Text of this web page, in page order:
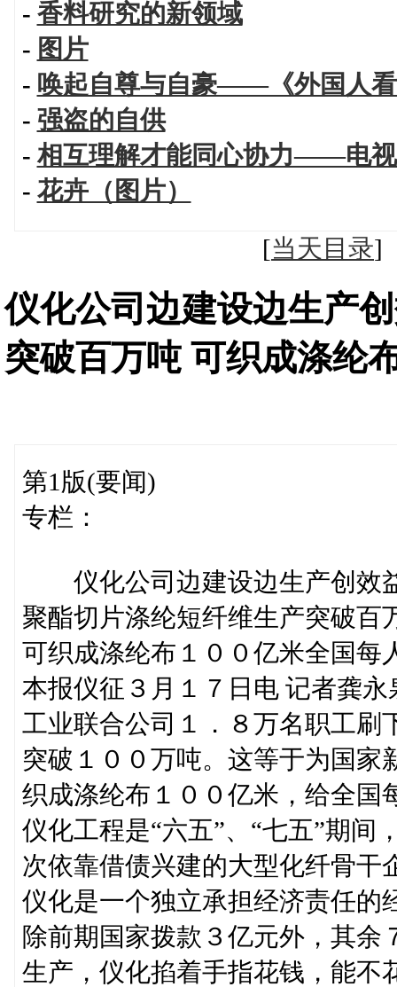
- 香料研究的新领域
- 图片
- 唤起自尊与自豪——《外国人
- 强盗的自供
- 相互理解才能同心协力——电
- 花卉（图片）
[当天目录
仪化公司边建设边生产
突破百万吨 可织成涤纶
第1版(要闻)
专栏：
仪化公司边建设边生产创效
聚酯切片涤纶短纤维生产突破百
可织成涤纶布１００亿米全国每
本报仪征３月１７日电 记者龚
工业联合公司１．８万名职工刷
突破１００万吨。这等于为国家
织成涤纶布１００亿米，给全国
仪化工程是“六五”、“七五”期间
次依靠借债兴建的大型化纤骨干
仪化是一个独立承担经济责任的
除前期国家拨款３亿元外，其余
生产，仪化掐着手指花钱，能不